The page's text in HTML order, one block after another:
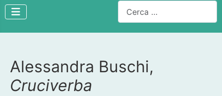
Cerca
Dettagli
Alessandra Buschi,
Cruciverba